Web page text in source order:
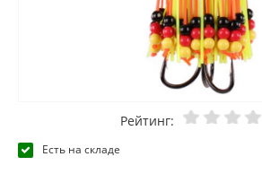
Рейтинг:
Есть на складе